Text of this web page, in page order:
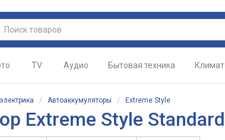
TV Аудио Бытовая техника Климат
/ Автоаккумуляторы / Extreme Style
Extreme Style Standard